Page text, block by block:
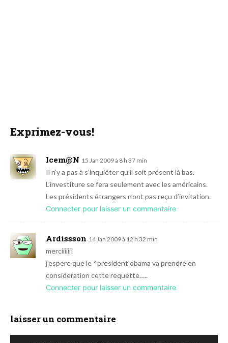
Exprimez-vous!
Icem@n 15 Jan 2009 à 8 h 37 min
Il n’y a pas à s’inquiéter qu’il soit présent là bas.
L’investiture se fera seulement avec les américains.
Les présidents étrangers n’ont pas reçu d’invitation.
Connecter pour laisser un commentaire
Ardissson 14 Jan 2009 à 12 h 32 min
merciiiiii!
j’espere que le ^president obama va prendre en
consideration cette requette…..
Connecter pour laisser un commentaire
laisser un commentaire